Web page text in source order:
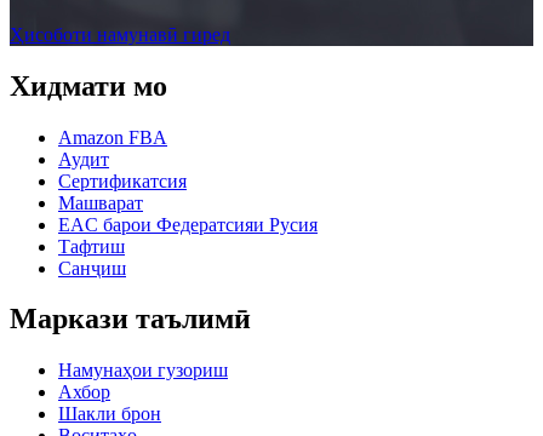
Ҳисоботи намунавӣ гиред
Хидмати мо
Amazon FBA
Аудит
Сертификатсия
Машварат
EAC барои Федератсияи Русия
Тафтиш
Санҷиш
Маркази таълимӣ
Намунаҳои гузориш
Ахбор
Шакли брон